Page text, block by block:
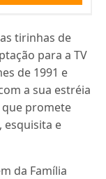
tirinhas de
para a TV
de 1991 e
a sua estréia
que promete
esquisita e
da Família